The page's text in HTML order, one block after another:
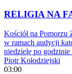
RELIGIA NA
Kościół na
w ramach audycji
niedzielę po
Piotr Kołodziejski
03:00